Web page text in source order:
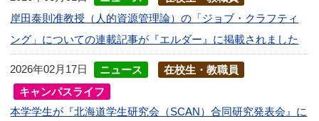
岸田泰則准教授（人的資源管理論）の「ジョブ・クラフティ
ング」についての連載記事が『エルダー』に掲載されました
2026年02月17日 ニュース
在校生・教職員
キャンパスライフ
本学学生が『北海道学生研究会（SCAN）合同研究発表会』に